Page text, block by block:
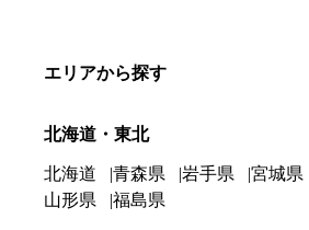
エリアから探す
北海道・東北
北海道 青森県 岩手県 宮城県
山形県
福島県